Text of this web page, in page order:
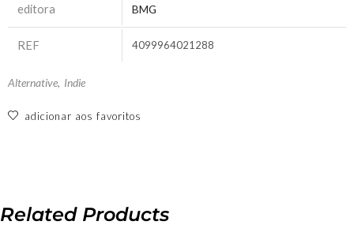
editora BMG
REF 4099964021288
Alternative, Indie
adicionar aos favoritos
Related Products